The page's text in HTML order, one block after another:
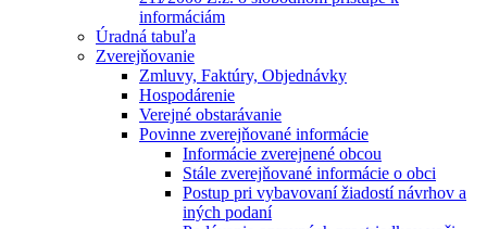
informáciám
Úradná tabuľa
Zverejňovanie
Zmluvy, Faktúry, Objednávky
Hospodárenie
Verejné obstarávanie
Povinne zverejňované informácie
Informácie zverejnené obcou
Stále zverejňované informácie o obci
Postup pri vybavovaní žiadostí návrhov a
iných podaní